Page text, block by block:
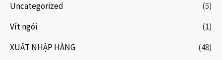
Uncategorized
(5)
Vít ngói
(1)
XUẤT NHẬP HÀNG
(48)